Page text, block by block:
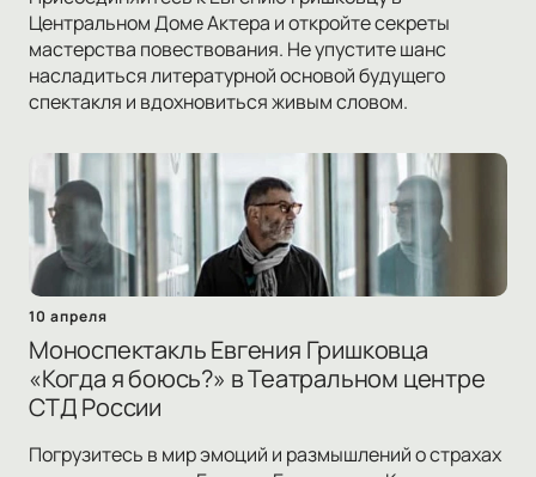
Центральном Доме Актера и откройте секреты
мастерства повествования. Не упустите шанс
насладиться литературной основой будущего
спектакля и вдохновиться живым словом.
10 апреля
Моноспектакль Евгения Гришковца
«Когда я боюсь?» в Театральном центре
СТД России
Погрузитесь в мир эмоций и размышлений о страхах